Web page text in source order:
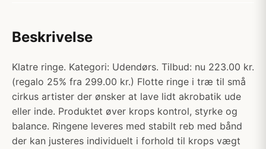
Beskrivelse
Klatre ringe. Kategori: Udendørs. Tilbud: nu 223.00 kr.
(regalo 25% fra 299.00 kr.) Flotte ringe i træ til små
cirkus artister der ønsker at lave lidt akrobatik ude
eller inde. Produktet øver krops kontrol, styrke og
balance. Ringene leveres med stabilt reb med bånd
der kan justeres individuelt i forhold til krops vægt